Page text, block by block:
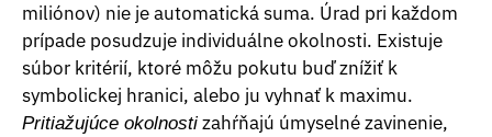
miliónov) nie je automatická suma. Úrad pri každom
prípade posudzuje individuálne okolnosti. Existuje
súbor kritérií, ktoré môžu pokutu buď znížiť k
symbolickej hranici, alebo ju vyhnať k maximu.
Pritiažujúce okolnosti zahŕňajú úmyselné zavinenie,